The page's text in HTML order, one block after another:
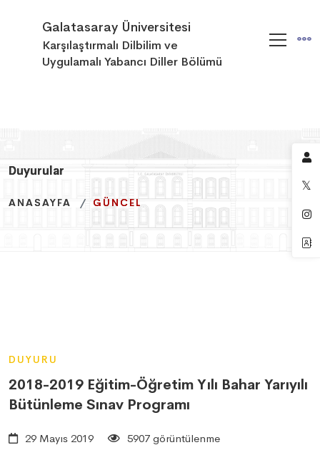
Galatasaray Üniversitesi
Karşılaştırmalı Dilbilim ve
Uygulamalı Yabancı Diller Bölümü
Duyurular
ANASAYFA GÜNCEL
Duyurular
ANASAYFA GÜNCEL
Duyurular
ANASAYFA GÜNCEL
DUYURU
2018-2019 Eğitim-Öğretim Yılı Bahar Yarıyılı
Bütünleme Sınav Programı
29 Mayıs 2019
5907 görüntülenme